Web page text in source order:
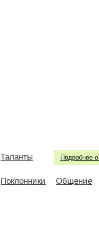
Подробнее о
Таланты
Поклонники Общение